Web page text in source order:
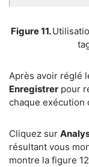
​Figure 11.
​Après avoir réglé
Enregistrer pour
chaque exécution
​Cliquez sur
résultant vous
montre la figure